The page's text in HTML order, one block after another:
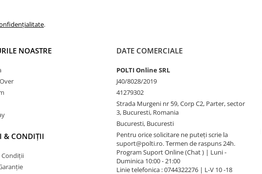
.
NOASTRE
& CONDIȚII
Condiții
DATE COMERCIALE
POLTI Online SRL
J40/8028/2019
41279302
Strada Murgeni nr 59, Corp C2, Parter, sector
3, Bucuresti, Romania
Bucuresti, Bucuresti
Pentru orice solicitare ne puteți scrie la
suport@polti.ro. Termen de raspuns 24h.
Program Suport Online (Chat ) | Luni -
Duminica 10:00 - 21:00
Linie telefonica : 0744322276 | L-V 10 -18